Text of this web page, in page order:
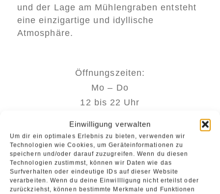
Einwilligung verwalten
Um dir ein optimales Erlebnis zu bieten, verwenden wir
Technologien wie Cookies, um Geräteinformationen zu
speichern und/oder darauf zuzugreifen. Wenn du diesen
Technologien zustimmst, können wir Daten wie das
Surfverhalten oder eindeutige IDs auf dieser Website
verarbeiten. Wenn du deine Einwillligung nicht erteilst oder
zurückziehst, können bestimmte Merkmale und Funktionen
und der Lage am Mühlengraben entsteht
eine einzigartige und idyllische
Atmosphäre.
Öffnungszeiten:
Mo – Do
12 bis 22 Uhr
12 bis 23 Uhr